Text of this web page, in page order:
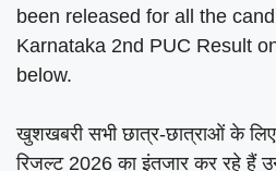
been released for all the
Karnataka 2nd PUC Result
below.
खुशखबरी सभी छात्र-छात्राओं के
रिजल्ट 2026 का इंतजार कर रहे हैं